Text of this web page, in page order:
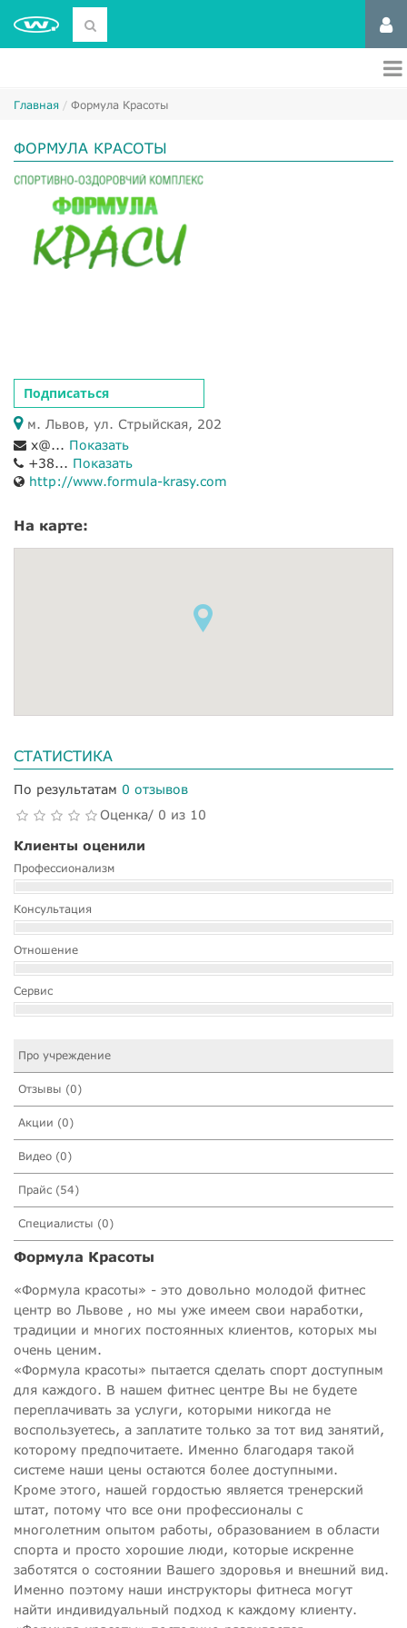
Главная Формула Красоты
ФОРМУЛА КРАСОТЫ
Подписаться
м. Львов, ул. Стрыйская, 202
x@... Показать
+38... Показать
http://www.formula-krasy.com
На карте:
СТАТИСТИКА
По результатам 0 отзывов
Оценка/ 0 из 10
Клиенты оценили
Профессионализм
Консультация
Отношение
Сервис
Про учреждение
Отзывы (0)
Акции (0)
Видео (0)
Прайс (54)
Специалисты (0)
Формула Красоты
«Формула красоты» - это довольно молодой фитнес
центр во Львове , но мы уже имеем свои наработки,
традиции и многих постоянных клиентов, которых мы
очень ценим.
«Формула красоты» пытается сделать спорт доступным
для каждого. В нашем фитнес центре Вы не будете
переплачивать за услуги, которыми никогда не
воспользуетесь, а заплатите только за тот вид занятий,
которому предпочитаете. Именно благодаря такой
системе наши цены остаются более доступными.
Кроме этого, нашей гордостью является тренерский
штат, потому что все они профессионалы с
многолетним опытом работы, образованием в области
спорта и просто хорошие люди, которые искренне
заботятся о состоянии Вашего здоровья и внешний вид.
Именно поэтому наши инструкторы фитнеса могут
найти индивидуальный подход к каждому клиенту.